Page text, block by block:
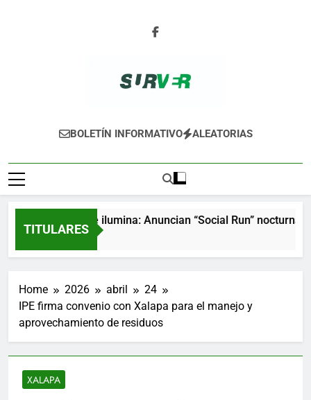
SURVER
BOLETÍN INFORMATIVO ALEATORIAS
TITULARES
Xalapa se ilumina: Anuncian “Social Run” nocturna y
4 Horas Ago
Home 2026 abril
24
IPE firma convenio con Xalapa para el manejo y
aprovechamiento de residuos
XALAPA